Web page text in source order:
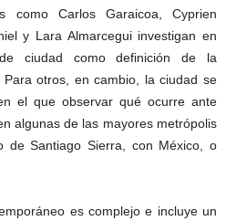
como Carlos Garaicoa, Cyprien
y Lara Almarcegui investigan en
ciudad como definición de la
otros, en cambio, la ciudad se
el que observar qué ocurre ante
algunas de las mayores metrópolis
de Santiago Sierra, con México, o
es complejo e incluye un